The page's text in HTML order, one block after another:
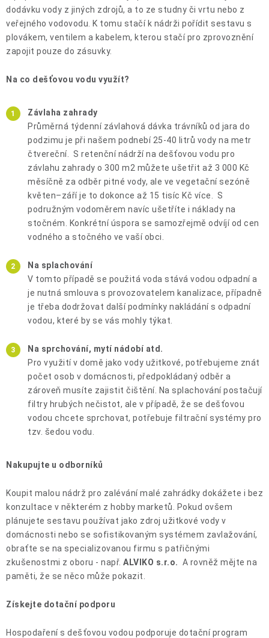
dodávku vody z jiných zdrojů, a to ze studny či vrtu nebo z
veřejného vodovodu. K tomu stačí k nádrži pořídit sestavu s
plovákem, ventilem a kabelem, kterou stačí pro zprovoznění
zapojit pouze do zásuvky.
Na co dešťovou vodu využít?
Závlaha zahrady
Průměrná týdenní závlahová dávka trávníků od jara do
podzimu je při našem podnebí 25-40 litrů vody na metr
čtvereční. S retenční nádrží na dešťovou vodu pro
závlahu zahrady o 300 m2 můžete ušetřit až 3 000 Kč
měsíčně za odběr pitné vody, ale ve vegetační sezóně
květen–září je to dokonce až 15 tisíc Kč více. S
podružným vodoměrem navíc ušetříte i náklady na
stočném. Konkrétní úspora se samozřejmě odvíjí od cen
vodného a stočného ve vaší obci.
Na splachování
V tomto případě se použitá voda stává vodou odpadní a
je nutná smlouva s provozovatelem kanalizace, případně
je třeba dodržovat další podmínky nakládání s odpadní
vodou, které by se vás mohly týkat.
Na sprchování, mytí nádobí atd.
Pro využití v domě jako vody užitkové, potřebujeme znát
počet osob v domácnosti, předpokládaný odběr a
zároveň musíte zajistit čištění. Na splachování postačují
filtry hrubých nečistot, ale v případě, že se dešťovou
vodou chcete sprchovat, potřebuje filtrační systémy pro
tzv. šedou vodu.
Nakupujte u odborníků
Koupit malou nádrž pro zalévání malé zahrádky dokážete i bez
konzultace v některém z hobby marketů. Pokud ovšem
plánujete sestavu používat jako zdroj užitkové vody v
domácnosti nebo se sofistikovaným systémem zavlažování,
obraťte se na specializovanou firmu s patřičnými
zkušenostmi z oboru - např. ALVIKO s.r.o. A rovněž mějte na
paměti, že se něco může pokazit.
Získejte dotační podporu
Hospodaření s dešťovou vodou podporuje dotační program